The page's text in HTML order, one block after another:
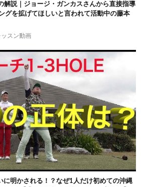
解説｜ジョージ・ガンカスさんから直接指導
グを拡げてほしいと言われて活動中の藤本
スン動画
に明かされる！？なぜ1人だけ初めての沖縄